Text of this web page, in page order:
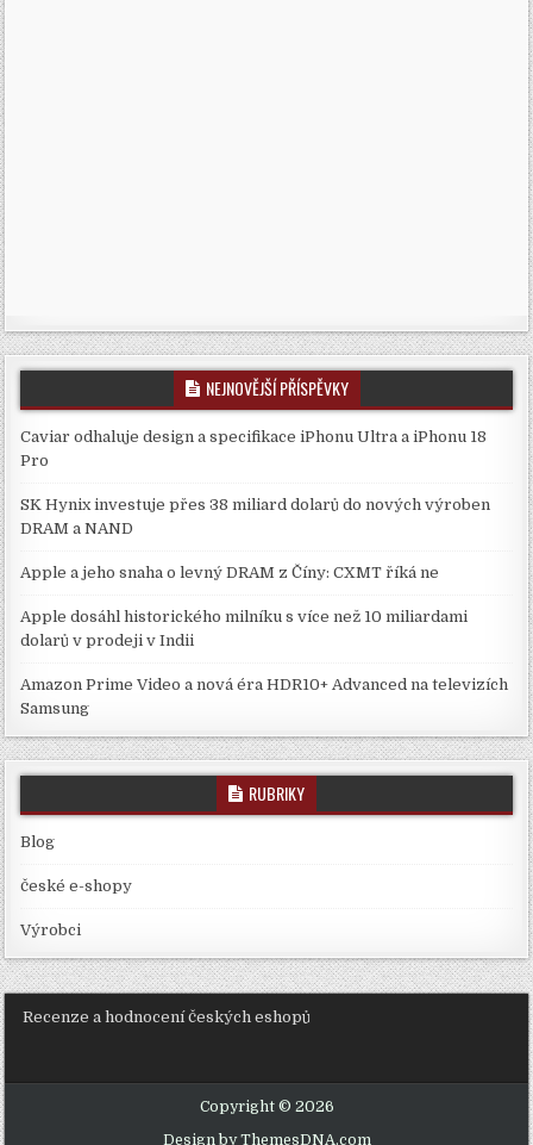
NEJNOVĚJŠÍ PŘÍSPĚVKY
Caviar odhaluje design a specifikace iPhonu Ultra a iPhonu 18
Pro
SK Hynix investuje přes 38 miliard dolarů do nových výroben
DRAM a NAND
Apple a jeho snaha o levný DRAM z Číny: CXMT říká ne
Apple dosáhl historického milníku s více než 10 miliardami
dolarů v prodeji v Indii
Amazon Prime Video a nová éra HDR10+ Advanced na televizích
Samsung
RUBRIKY
Blog
české e-shopy
Výrobci
Recenze a hodnocení českých eshopů
Copyright © 2026
Design by ThemesDNA.com